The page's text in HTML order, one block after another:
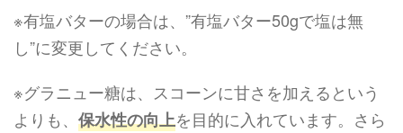
※有塩バターの場合は、”有塩バター50gで塩は無
し”に変更してください。
※グラニュー糖は、スコーンに甘さを加えるという
よりも、 保水性の向上を目的に入れています。さら